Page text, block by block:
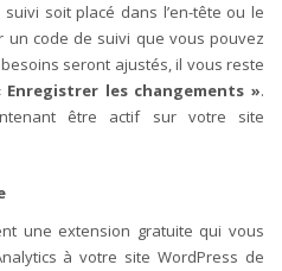
soit placé dans l’en-tête ou le
un code de suivi que vous pouvez
seront ajustés, il vous reste
Enregistrer les changements ».
être actif sur votre site
une extension gratuite qui vous
à votre site WordPress de